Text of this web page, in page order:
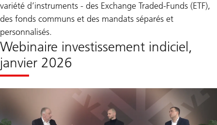
variété d’instruments - des Exchange Traded-Funds (ETF),
des fonds communs et des mandats séparés et
personnalisés.
Webinaire investissement indiciel,
janvier 2026